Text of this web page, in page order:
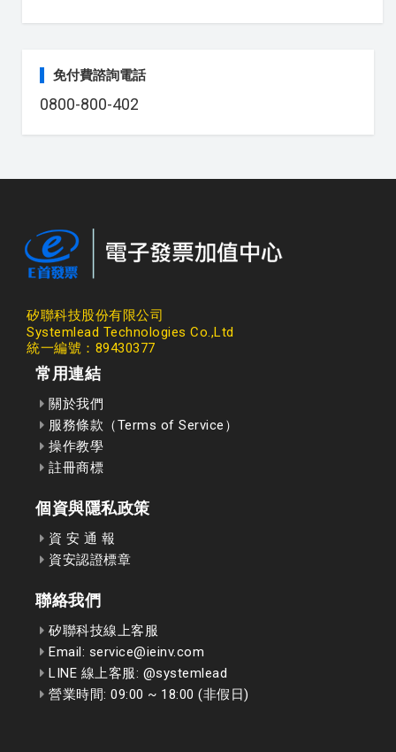
免付費諮詢電話
0800-800-402
矽聯科技股份有限公司
Systemlead Technologies Co.,Ltd
統一編號：89430377
常用連結
關於我們
服務條款（Terms of Service）
操作教學
註冊商標
個資與隱私政策
資 安 通 報
資安認證標章
聯絡我們
矽聯科技線上客服
Email: service@ieinv.com
LINE 線上客服: @systemlead
營業時間: 09:00 ~ 18:00 (非假日)